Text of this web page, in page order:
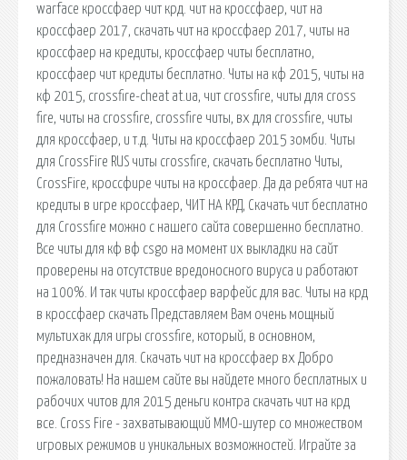
warface кроссфаер чит крд. чит на кроссфаер, чит на
кроссфаер 2017, скачать чит на кроссфаер 2017, читы на
кроссфаер на кредиты, кроссфаер читы бесплатно,
кроссфаер чит кредиты бесплатно. Читы на кф 2015, читы на
кф 2015, crossfire-cheat at.ua, чит crossfire, читы для cross
fire, читы на crossfire, crossfire читы, вх для crossfire, читы
для кроссфаер, и т.д. Читы на кроссфаер 2015 зомби. Читы
для CrossFire RUS читы crossfire, скачать бесплатно Читы,
CrossFire, кроссфире читы на кроссфаер. Да да ребята чит на
кредиты в игре кроссфаер, ЧИТ НА КРД, Скачать чит бесплатно
для Crossfire можно с нашего сайта совершенно бесплатно.
Все читы для кф вф csgo на момент их выкладки на сайт
проверены на отсутствие вредоносного вируса и работают
на 100%. И так читы кроссфаер варфейс для вас. Читы на крд
в кроссфаер скачать Представляем Вам очень мощный
мультихак для игры crossfire, который, в основном,
предназначен для. Скачать чит на кроссфаер вх Добро
пожаловать! На нашем сайте вы найдете много бесплатных и
рабочих читов для 2015 деньги контра скачать чит на крд
все. Cross Fire - захватывающий MMO-шутер со множеством
игровых режимов и уникальных возможностей. Играйте за